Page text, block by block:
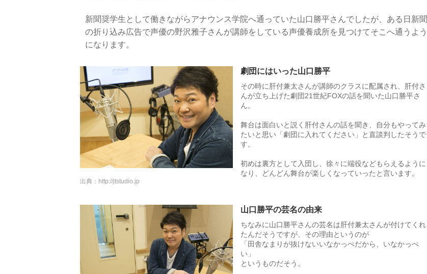
新聞奨学生として働きながらアナウンス学院へ通っていた山口勝平さんでしたが、ある日新聞
の折り込み広告で声優の野沢雅子さんが講師をしている声優養成所を見つけてそこへ通うよう
になります。
劇団にはいった山口勝平
その時に肝付兼太さんが講師のクラスに配属され、肝付さ
んが立ち上げた劇団21世紀FOXの話を聞いた山口勝平さ
ん。
舞台は面白いと説く肝付さんの話を聞き、自分もやってみ
たいと思い「劇団に入れてください」と直談判したそうで
す。
初めは裏方として入団し、徐々に端役などもらえるように
なり、どんどん舞台が楽しくなっていったと言います。
出典： http://jtstudio.jp
山口勝平の芸名の由来
ちなみに山口勝平さんの芸名は肝付兼太さんが付けてくれ
たんだそうですが、その理由というのが
「田舎なまりが抜けないいなかっぺだから、いなかっぺ
い」
というものだそう。